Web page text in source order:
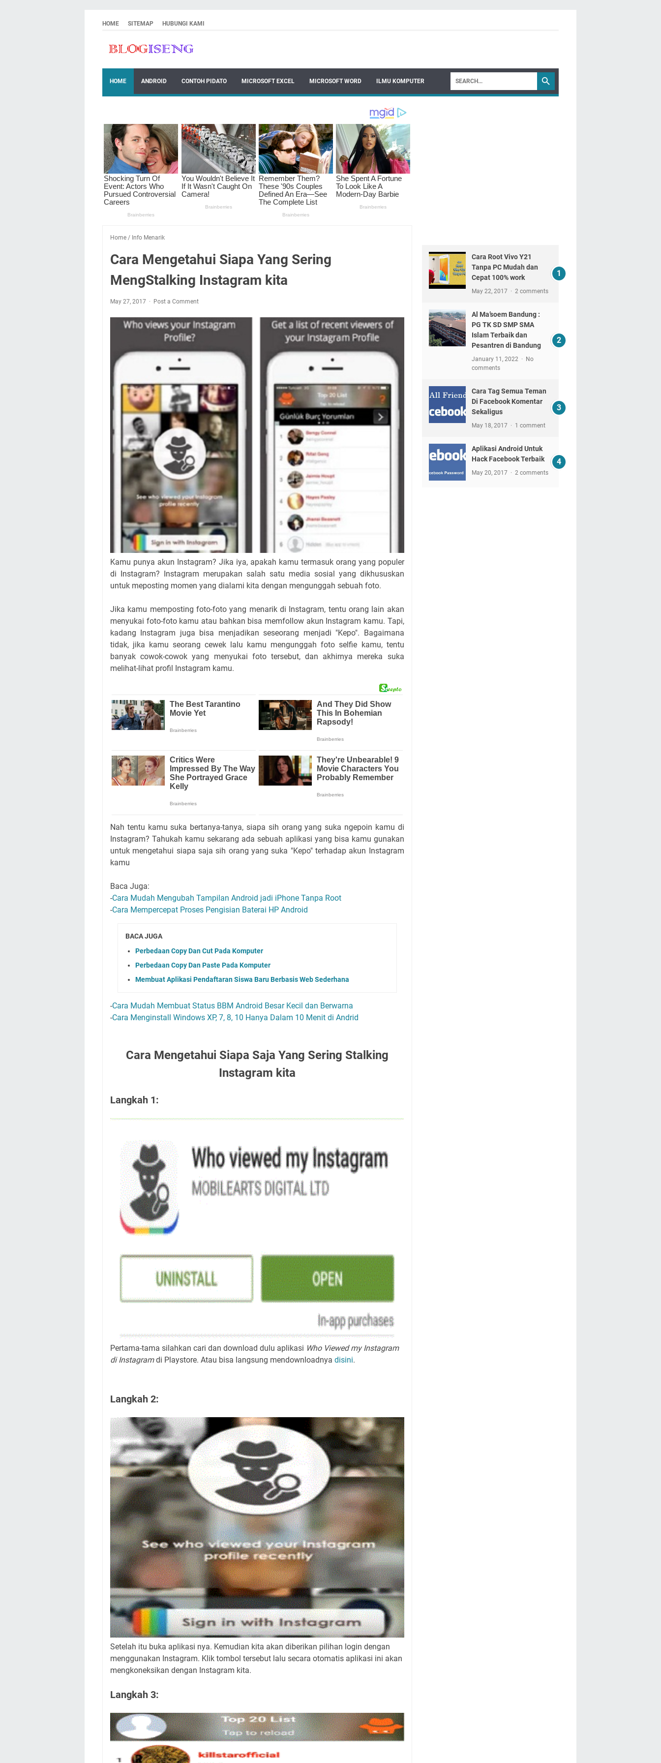
HOME SITEMAP HUBUNGI KAMI
HOME ANDROID CONTOH PIDATO MICROSOFT EXCEL MICROSOFT WORD ILMU KOMPUTER
Home / Info Menarik
Cara Mengetahui Siapa Yang Sering
MengStalking Instagram kita
May 27, 2017 Post a Comment
Kamu punya akun Instagram? Jika iya, apakah kamu termasuk orang yang populer
di Instagram? Instagram merupakan salah satu media sosial yang dikhususkan
untuk meposting momen yang dialami kita dengan mengunggah sebuah foto.
Jika kamu memposting foto-foto yang menarik di Instagram, tentu orang lain akan
menyukai foto-foto kamu atau bahkan bisa memfollow akun Instagram kamu. Tapi,
kadang Instagram juga bisa menjadikan seseorang menjadi "Kepo". Bagaimana
tidak, jika kamu seorang cewek lalu kamu mengunggah foto selfie kamu, tentu
banyak cowok-cowok yang menyukai foto tersebut, dan akhirnya mereka suka
melihat-lihat profil Instagram kamu.
Nah tentu kamu suka bertanya-tanya, siapa sih orang yang suka ngepoin kamu di
Instagram? Tahukah kamu sekarang ada sebuah aplikasi yang bisa kamu gunakan
untuk mengetahui siapa saja sih orang yang suka "Kepo" terhadap akun Instagram
kamu
Baca Juga:
-Cara Mudah Mengubah Tampilan Android jadi iPhone Tanpa Root
-Cara Mempercepat Proses Pengisian Baterai HP Android
BACA JUGA
Perbedaan Copy Dan Cut Pada Komputer
Perbedaan Copy Dan Paste Pada Komputer
Membuat Aplikasi Pendaftaran Siswa Baru Berbasis Web Sederhana
-Cara Mudah Membuat Status BBM Android Besar Kecil dan Berwarna
-Cara Menginstall Windows XP, 7, 8, 10 Hanya Dalam 10 Menit di Andrid
Cara Mengetahui Siapa Saja Yang Sering Stalking
Instagram kita
Langkah 1:
Pertama-tama silahkan cari dan download dulu aplikasi Who Viewed my Instagram
di Instagramdi Playstore. Atau bisa langsung mendownloadnya disini.
Langkah 2:
Setelah itu buka aplikasi nya. Kemudian kita akan diberikan pilihan login dengan
menggunakan Instagram. Klik tombol tersebut lalu secara otomatis aplikasi ini akan
mengkoneksikan dengan Instagram kita.
Langkah 3:
Cara Root Vivo Y21
Tanpa PC Mudah dan
Cepat 100% work
May 22, 2017 2 comments
Al Ma’soem Bandung :
PG TK SD SMP SMA
Islam Terbaik dan
Pesantren di Bandung
January 11, 2022
No
comments
Cara Tag Semua Teman
Di Facebook Komentar
Sekaligus
May 18, 2017 1 comment
Aplikasi Android Untuk
Hack Facebook Terbaik
May 20, 2017 2 comments